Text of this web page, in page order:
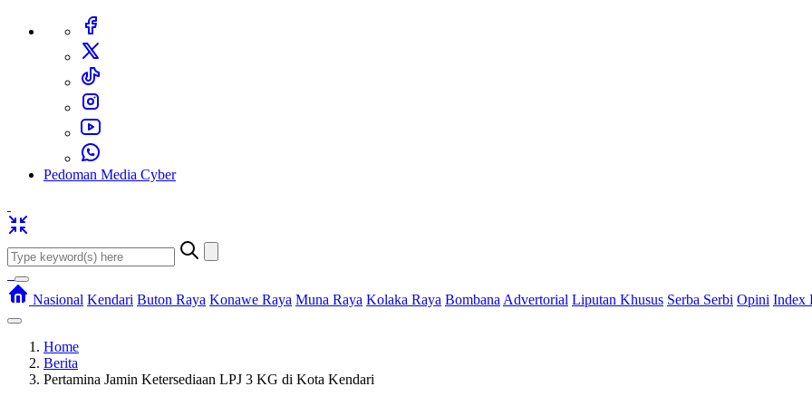
Pedoman Media Cyber
Nasional Kendari Buton Raya Konawe Raya Muna Raya Kolaka Raya Bombana Advertorial Liputan Khusus Serba Serbi Opini Index
Home
Berita
Pertamina Jamin Ketersediaan LPJ 3 KG di Kota Kendari